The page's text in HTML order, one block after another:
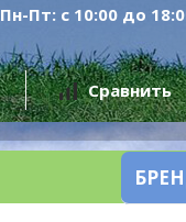
Пн-Пт: с 10:00 до
Сравнить